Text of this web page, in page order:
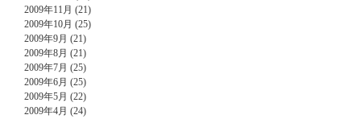
2009年11月 (21)
2009年10月 (25)
2009年9月 (21)
2009年8月 (21)
2009年7月 (25)
2009年6月 (25)
2009年5月 (22)
2009年4月 (24)